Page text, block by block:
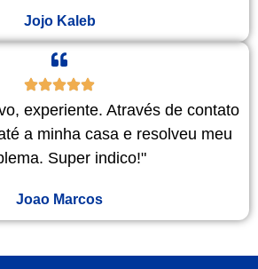
Jojo Kaleb
experiente. Através de contato
a minha casa e resolveu meu
Super indico!"
Joao Marcos